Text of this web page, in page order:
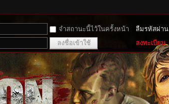
จำสถานะนี้ไว้ในครั้งหน้า
ลืมรหัสผ่าน
ลงชื่อเข้าใช้ ลงทะเบียน